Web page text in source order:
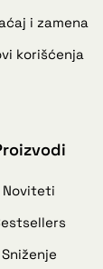
i zamena
korišćenja
Noviteti
Sniženje